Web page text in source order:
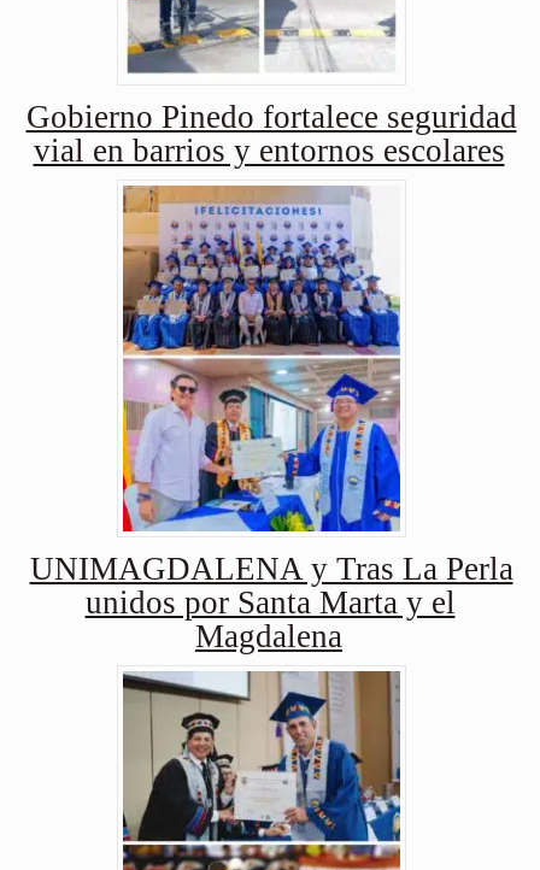
Gobierno Pinedo fortalece seguridad
vial en barrios y entornos escolares
UNIMAGDALENA y Tras La Perla
unidos por Santa Marta y el
Magdalena